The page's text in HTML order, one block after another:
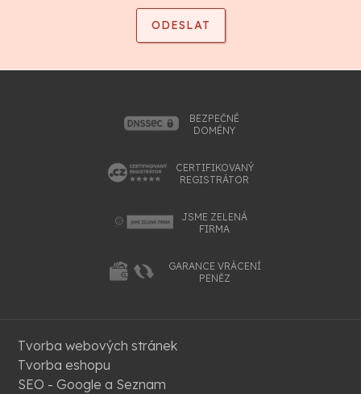
BEZPEČNÉ
DOMÉNY
CERTIFIKOVANÝ
REGISTRÁTOR
JSME ZELENÁ
FIRMA
GARANCE VRÁCENÍ
PENĚZ
Tvorba webových stránek
Tvorba eshopu
SEO - Google a Seznam